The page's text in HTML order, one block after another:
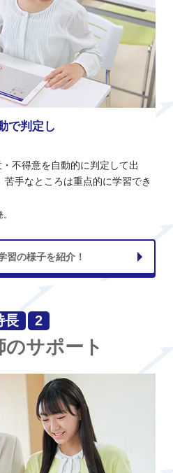
で判定し
不得意を自動的に判定して出
手なところは重点的に学習でき
習の様子を紹介！
長 2
のサポート